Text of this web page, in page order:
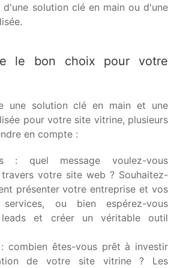
solution clé en main ou d'une
le bon choix pour votre
une solution clé en main et une
pour votre site vitrine, plusieurs
en compte :
: quel message voulez-vous
votre site web ? Souhaitez-
présenter votre entreprise et vos
ou bien espérez-vous
et créer un véritable outil
combien êtes-vous prêt à investir
de votre site vitrine ? Les